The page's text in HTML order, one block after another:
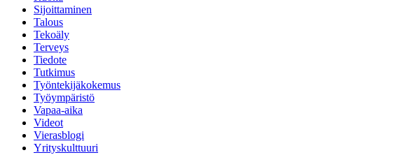
Sijoittaminen
Talous
Tekoäly
Terveys
Tiedote
Tutkimus
Työntekijäkokemus
Työympäristö
Vapaa-aika
Videot
Vierasblogi
Yrityskulttuuri